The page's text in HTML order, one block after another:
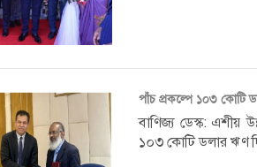
পাঁচ প্রকল্পে ১০৩ কোটি
বাণিজ্য ডেস্ক: এশীয়
১০৩ কোটি ডলার ঋণ